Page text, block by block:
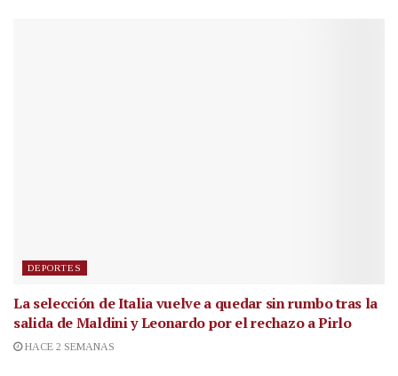
DEPORTES
La selección de Italia vuelve a quedar sin rumbo tras la
salida de Maldini y Leonardo por el rechazo a Pirlo
HACE 2 SEMANAS